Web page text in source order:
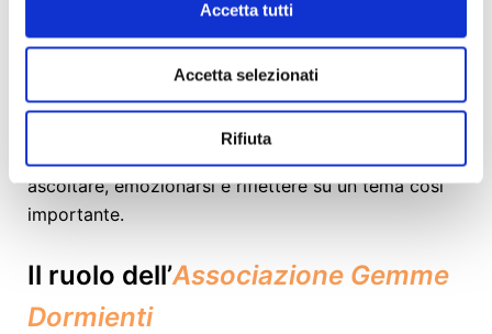
Accetta tutti
Accetta selezionati
Rifiuta
Il sipario non cala, siamo pronti
perun nuovo atto
Aiutaci a portare questo spettacolo nei teatri di
ascoltare, emozionarsi e riflettere su un tema così
importante.
Il ruolo dell’Associazione Gemme
Dormienti